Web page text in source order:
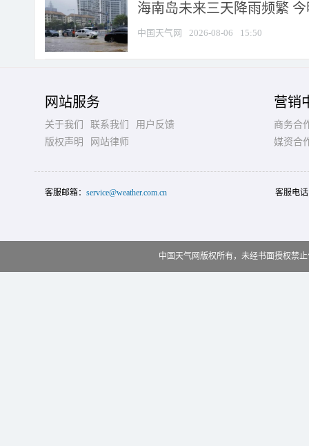
海南岛未来三天降雨频繁
中国天气网 2026-08-06 15:50
网站服务
关于我们 联系我们
用户反馈
版权声明
网站律师
营销
商务合
媒资合
客服邮箱： service@weather.com.cn 客服电
中国天气网版权所有，未经书面授权